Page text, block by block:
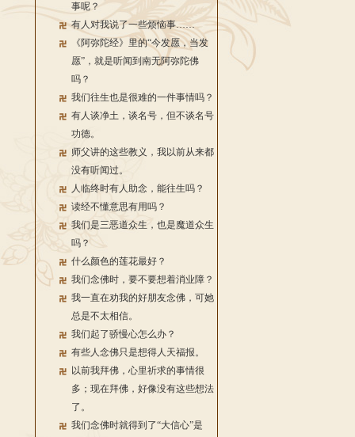
事呢？
有人对我说了一些烦恼事……
《阿弥陀经》里的“今发愿，当发
愿”，就是听闻到南无阿弥陀佛
吗？
我们往生也是很难的一件事情吗？
有人谈净土，谈名号，但不谈名号
功德。
师父讲的这些教义，我以前从来都
没有听闻过。
人临终时有人助念，能往生吗？
读经不懂意思有用吗？
我们是三恶道众生，也是魔道众生
吗？
什么颜色的莲花最好？
我们念佛时，要不要想着消业障？
我一直在劝我的好朋友念佛，可她
总是不太相信。
我们起了骄慢心怎么办？
有些人念佛只是想得人天福报。
以前我拜佛，心里祈求的事情很
多；现在拜佛，好像没有这些想法
了。
我们念佛时就得到了“大信心”是